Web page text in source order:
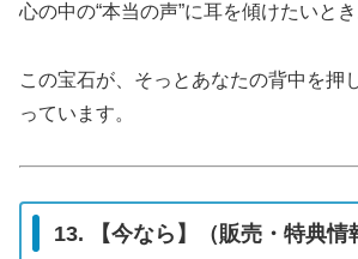
心の中の“本当の声”に耳を傾けたいとき
この宝石が、そっとあなたの背中を押
っています。
13. 【今なら】（販売・特典情